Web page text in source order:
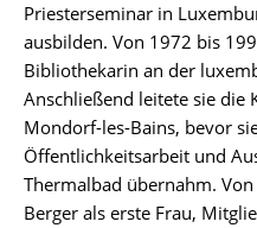
Priesterseminar in
ausbilden. Von 1972 bis
Bibliothekarin an der
Anschließend leitete sie die
Mondorf-les-Bains, bevor
Öffentlichkeitsarbeit und
Thermalbad übernahm.
Berger als erste Frau,